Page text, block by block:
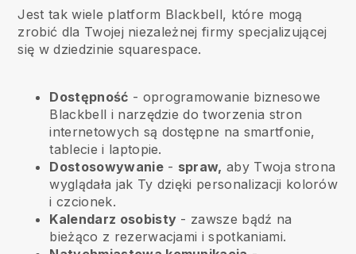
Jest tak wiele platform Blackbell, które mogą
zrobić dla Twojej niezależnej firmy specjalizującej
się w dziedzinie squarespace.
Dostępność - oprogramowanie biznesowe
Blackbell i narzędzie do tworzenia stron
internetowych są dostępne na smartfonie,
tablecie i laptopie.
Dostosowywanie- spraw, aby Twoja strona
wyglądała jak Ty dzięki personalizacji kolorów
i czcionek.
Kalendarz osobisty - zawsze bądź na
bieżąco z rezerwacjami i spotkaniami.